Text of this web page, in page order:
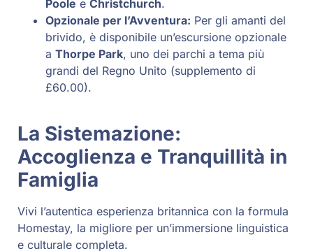
Poole e Christchurch.
Opzionale per l’Avventura: Per gli amanti del
brivido, è disponibile un’escursione opzionale
a Thorpe Park, uno dei parchi a tema più
grandi del Regno Unito (supplemento di
£60.00).
La Sistemazione:
Accoglienza e Tranquillità in
Famiglia
Vivi l’autentica esperienza britannica con la formula
Homestay, la migliore per un’immersione linguistica
e culturale completa.